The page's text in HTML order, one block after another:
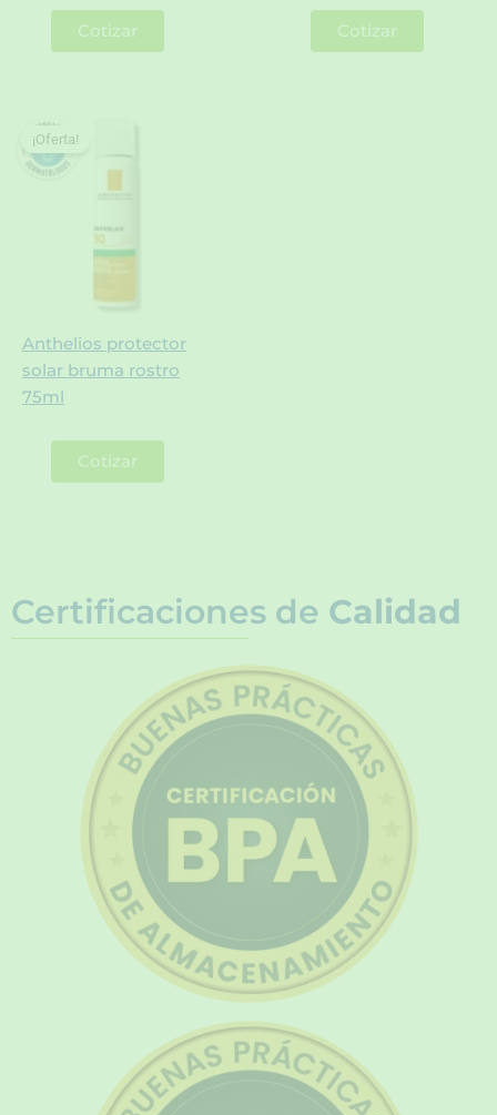
Cotizar Cotizar
¡Oferta!
Anthelios protector
solar bruma rostro
75ml
¡Oferta!
Cotizar
Certificaciones de Calidad